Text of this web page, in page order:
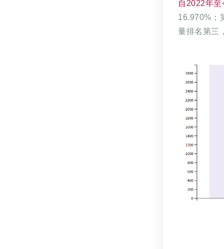
自2022年至
16.970%；
量排名第三